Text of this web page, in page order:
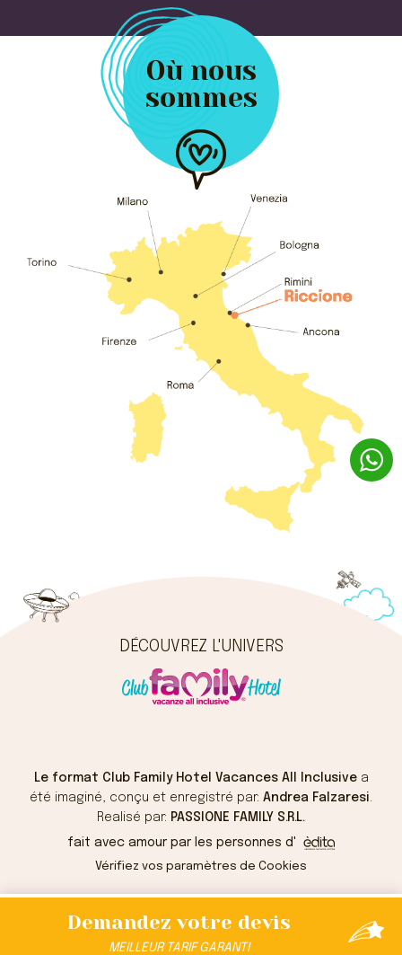
Où nous
sommes
DÉCOUVREZ L'UNIVERS
Le format Club Family Hotel Vacances All Inclusivea
été imaginé, conçu et enregistré par: Andrea Falzaresi
Realisé par: PASSIONE FAMILY S.R.L.
fait avec amour par les personnes d'
Vérifiez vos paramètres de Cookies
Demandez votre devis
MEILLEURTARIFGARANTI